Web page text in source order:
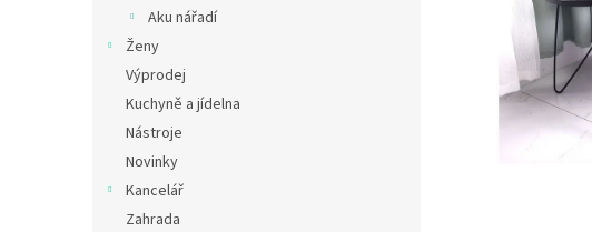
Aku nářadí
Ženy
Výprodej
Kuchyně a jídelna
Nástroje
Novinky
Kancelář
Zahrada